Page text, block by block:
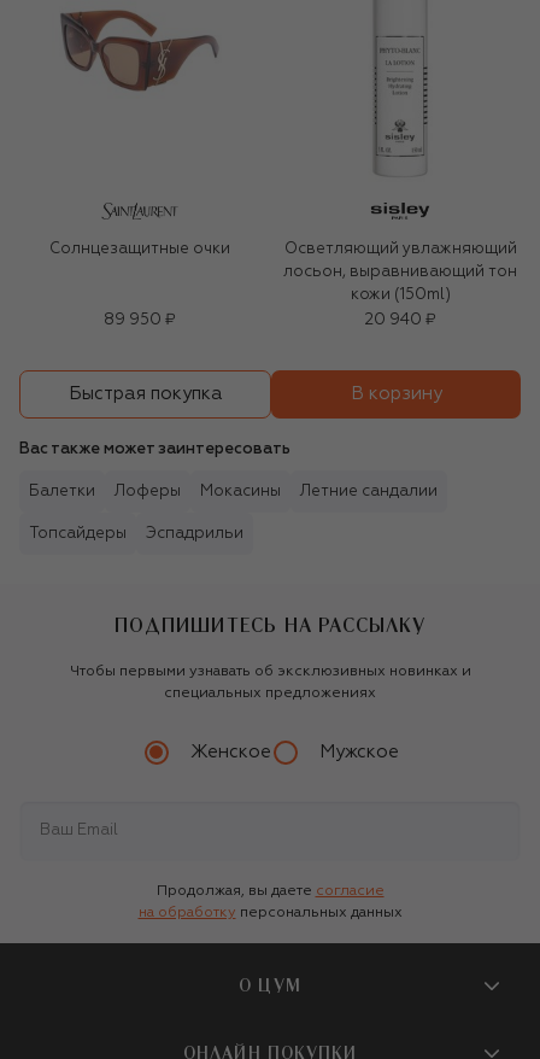
Солнцезащитные очки
89 950 ₽
Осветляющий увлажняющий
лосьон, выравнивающий тон
кожи (150ml)
20 940 ₽
Быстрая покупка В корзину
Вас также может заинтересовать
Балетки Лоферы Мокасины Летние сандалии
Топсайдеры Эспадрильи
ПОДПИШИТЕСЬ НА РАССЫЛКУ
Чтобы первыми узнавать об эксклюзивных новинках и
специальных предложениях
Женское Мужское
Продолжая, вы даете согласие
на обработку персональных данных
О ЦУМ
О магазине
ОНЛАЙН ПОКУПКИ